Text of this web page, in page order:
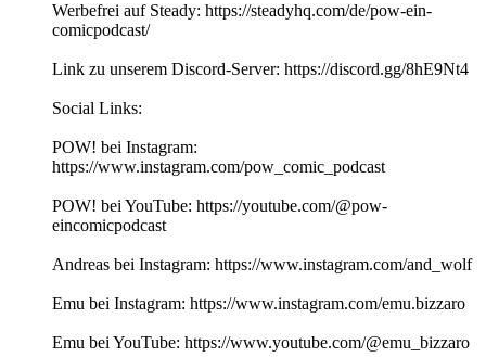
Werbefrei auf Steady: https://steadyhq.com/de/pow-ein-
comicpodcast/
Link zu unserem Discord-Server: https://discord.gg/8hE9Nt4
Social Links:
POW! bei Instagram:
https://www.instagram.com/pow_comic_podcast
POW! bei YouTube: https://youtube.com/@pow-
eincomicpodcast
Andreas bei Instagram: https://www.instagram.com/and_wolf
Emu bei Instagram: https://www.instagram.com/emu.bizzaro
Emu bei YouTube: https://www.youtube.com/@emu_bizzaro